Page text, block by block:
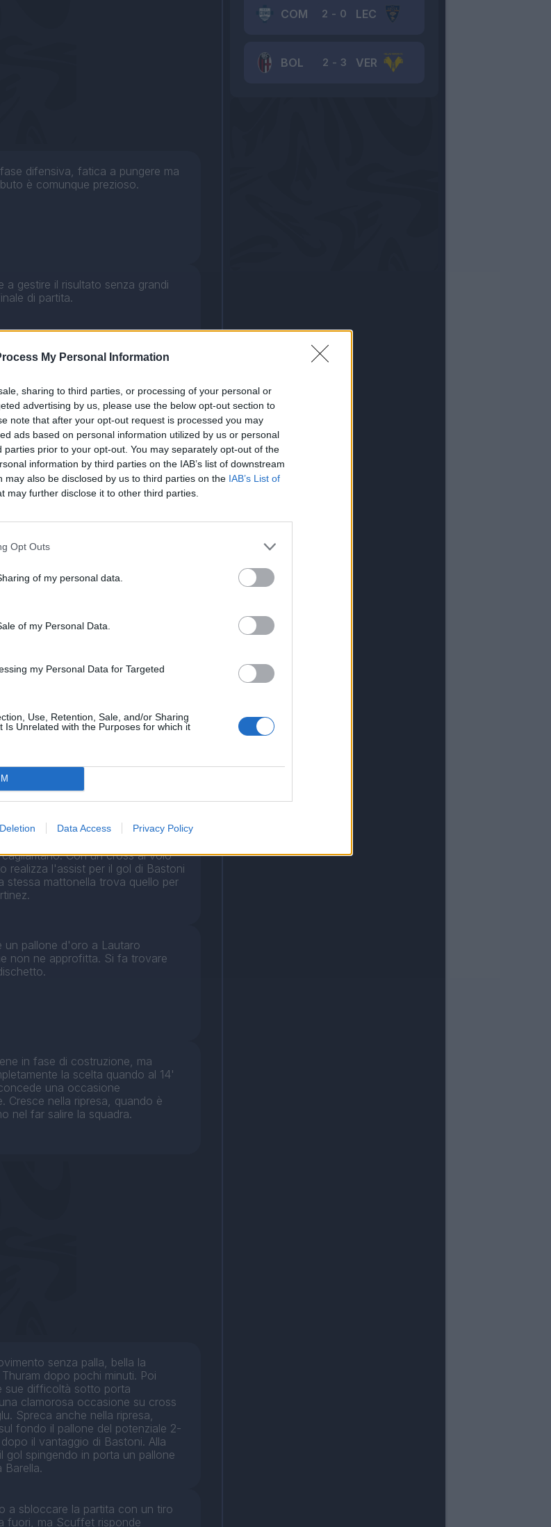
My Personal Information
sharing to third parties, or processing of your personal or
advertising by us, please use the below opt-out section to
note that after your opt-out request is processed you may
ads based on personal information utilized by us or personal
parties prior to your opt-out. You may separately opt-out of the
information by third parties on the IAB’s list of downstream
may also be disclosed by us to third parties on the IAB’s List of
may further disclose it to other third parties.
Opt Outs
of my personal data.
of my Personal Data.
my Personal Data for Targeted
Use, Retention, Sale, and/or Sharing
Is Unrelated with the Purposes for which it
Data Access Privacy Policy
difensiva, fatica a pungere ma
è comunque prezioso.
a gestire il risultato senza grandi
di partita.
di un paio di interventi
insidiosi cross dalla sinistra.
ma senza fortuna.
doppia fase, mette due volte in
Con un cross al volo
realizza l'assist per il gol di Bastoni
stessa mattonella trova quello per
un pallone d'oro a Lautaro
non ne approfitta. Si fa trovare
in fase di costruzione, ma
la scelta quando al 14'
una occasione
Cresce nella ripresa, quando è
nel far salire la squadra.
senza palla, bella la
dopo pochi minuti. Poi
sue difficoltà sotto porta
clamorosa occasione su cross
Spreca anche nella ripresa,
fondo il pallone del potenziale 2-
il vantaggio di Bastoni. Alla
gol spingendo in porta un pallone
Barella.
a sbloccare la partita con un tiro
fuori, ma Scuffet risponde
COM LEC
2 - 0
BOL VER
2 - 3